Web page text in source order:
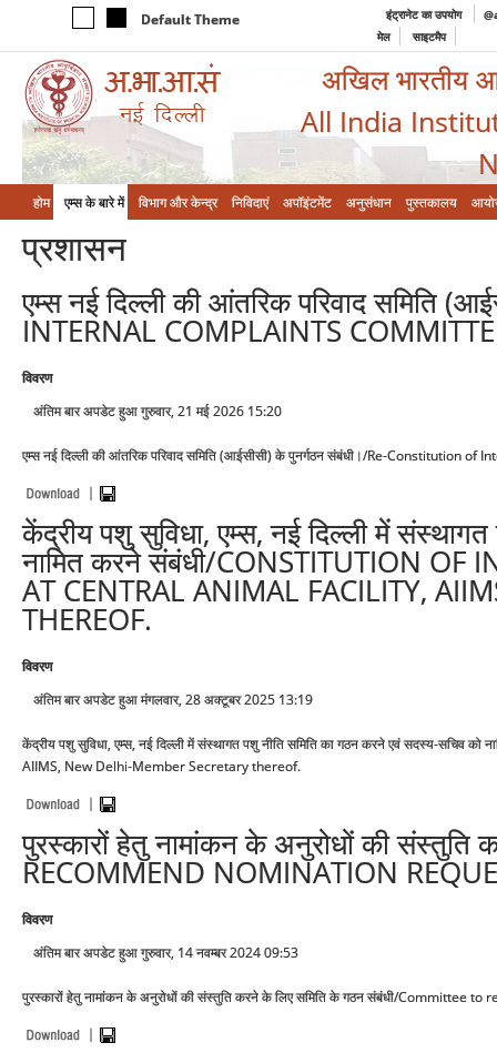
Default Theme इंट्रानेट का उपयोग
मेल
साइटमैप
अखिल भारतीय
All India
होम एम्‍स के बारे में विभाग और केन्‍द्र निविदाएं अपॉइंटमेंट अनुसंधान पुस्तकालय
प्रशासन
एम्स नई दिल्ली की आंतरिक परिवाद समिति
INTERNAL COMPLAINTS
विवरण
अंतिम बार अपडेट हुआ गुरुवार, 21 मई 2026 15:20
एम्स नई दिल्ली की आंतरिक परिवाद समिति (आईसीसी) के पुनर्गठन संबंधी।/Re-
केंद्रीय पशु सुविधा, एम्स, नई दिल्ली में
नामित करने संबंधी/CONSTITUTION OF
AT CENTRAL ANIMAL FACILITY,
THEREOF.
विवरण
अंतिम बार अपडेट हुआ मंगलवार, 28 अक्टूबर 2025 13:19
केंद्रीय पशु सुविधा, एम्स, नई दिल्ली में संस्थागत पशु नीति समिति का गठन करने एवं सदस्य-
AIIMS, New Delhi-Member Secretary thereof.
पुरस्कारों हेतु नामांकन के अनुरोधों की
RECOMMEND NOMINATION
विवरण
अंतिम बार अपडेट हुआ गुरुवार, 14 नवम्बर 2024 09:53
पुरस्कारों हेतु नामांकन के अनुरोधों की संस्तुति करने के लिए समिति के गठन संबंधी/